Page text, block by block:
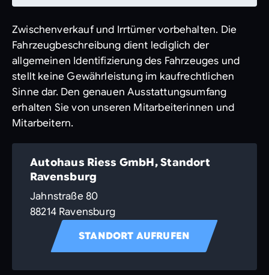
Zwischenverkauf und Irrtümer vorbehalten. Die
Fahrzeugbeschreibung dient lediglich der
allgemeinen Identifizierung des Fahrzeuges und
stellt keine Gewährleistung im kaufrechtlichen
Sinne dar. Den genauen Ausstattungsumfang
erhalten Sie von unseren Mitarbeiterinnen und
Mitarbeitern.
Autohaus Riess GmbH, Standort
Ravensburg
Jahnstraße 80
88214 Ravensburg
STANDORT AUFRUFEN